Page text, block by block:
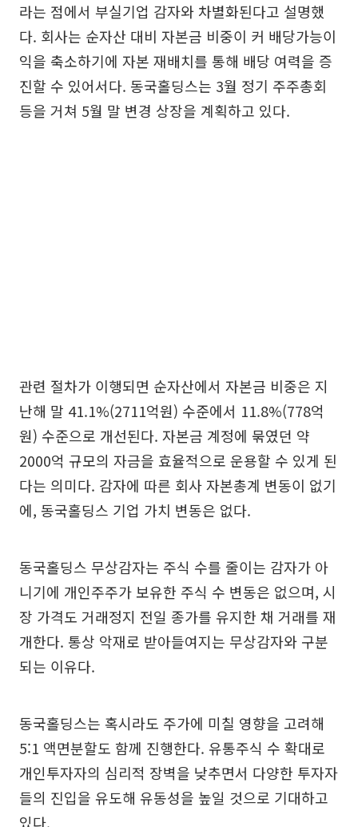
라는 점에서 부실기업 감자와 차별화된다고 설명했
다. 회사는 순자산 대비 자본금 비중이 커 배당가능이
익을 축소하기에 자본 재배치를 통해 배당 여력을 증
진할 수 있어서다. 동국홀딩스는 3월 정기 주주총회
등을 거쳐 5월 말 변경 상장을 계획하고 있다.
관련 절차가 이행되면 순자산에서 자본금 비중은 지
난해 말 41.1%(2711억원) 수준에서 11.8%(778억
원) 수준으로 개선된다. 자본금 계정에 묶였던 약
2000억 규모의 자금을 효율적으로 운용할 수 있게 된
다는 의미다. 감자에 따른 회사 자본총계 변동이 없기
에, 동국홀딩스 기업 가치 변동은 없다.
동국홀딩스 무상감자는 주식 수를 줄이는 감자가 아
니기에 개인주주가 보유한 주식 수 변동은 없으며, 시
장 가격도 거래정지 전일 종가를 유지한 채 거래를 재
개한다. 통상 악재로 받아들여지는 무상감자와 구분
되는 이유다.
동국홀딩스는 혹시라도 주가에 미칠 영향을 고려해
5:1 액면분할도 함께 진행한다. 유통주식 수 확대로
개인투자자의 심리적 장벽을 낮추면서 다양한 투자자
들의 진입을 유도해 유동성을 높일 것으로 기대하고
있다.